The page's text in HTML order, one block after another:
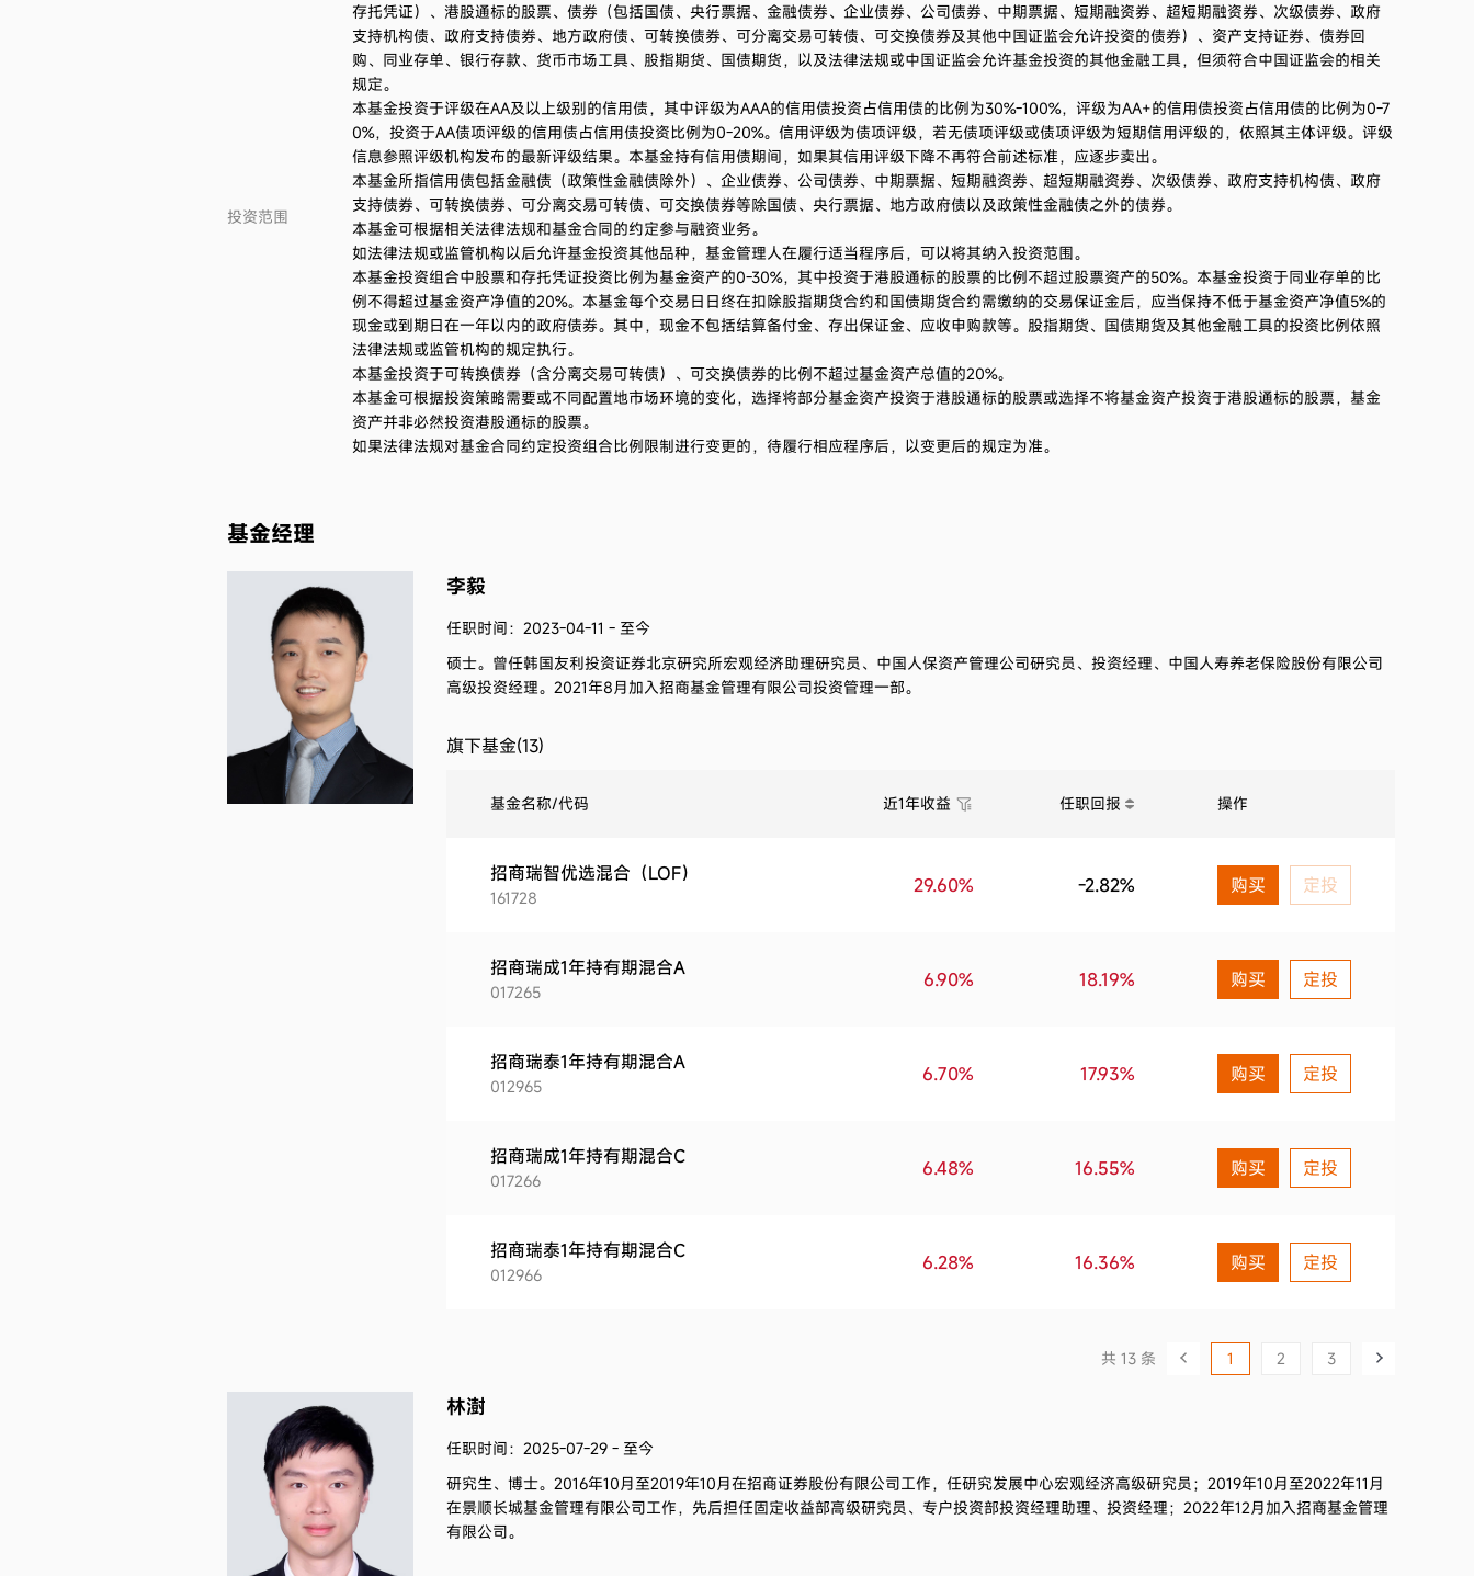
2022第1季度 -1.38%
投资范围
存托凭证）、港股通标的股票、债券（包括国债、央行票据、金融债券、企业债券、公司债券、中期票据、短期融资券、超短期融资券、次级债券、政府
支持机构债、政府支持债券、地方政府债、可转换债券、可分离交易可转债、可交换债券及其他中国证监会允许投资的债券）、资产支持证券、债券回
购、同业存单、银行存款、货币市场工具、股指期货、国债期货，以及法律法规或中国证监会允许基金投资的其他金融工具，但须符合中国证监会的相关
规定。
本基金投资于评级在AA及以上级别的信用债，其中评级为AAA的信用债投资占信用债的比例为30%-100%，评级为AA+的信用债投资占信用债的比例为0-7
0%，投资于AA债项评级的信用债占信用债投资比例为0-20%。信用评级为债项评级，若无债项评级或债项评级为短期信用评级的，依照其主体评级。评级
信息参照评级机构发布的最新评级结果。本基金持有信用债期间，如果其信用评级下降不再符合前述标准，应逐步卖出。
本基金所指信用债包括金融债（政策性金融债除外）、企业债券、公司债券、中期票据、短期融资券、超短期融资券、次级债券、政府支持机构债、政府
支持债券、可转换债券、可分离交易可转债、可交换债券等除国债、央行票据、地方政府债以及政策性金融债之外的债券。
本基金可根据相关法律法规和基金合同的约定参与融资业务。
如法律法规或监管机构以后允许基金投资其他品种，基金管理人在履行适当程序后，可以将其纳入投资范围。
本基金投资组合中股票和存托凭证投资比例为基金资产的0-30%，其中投资于港股通标的股票的比例不超过股票资产的50%。本基金投资于同业存单的比
例不得超过基金资产净值的20%。本基金每个交易日日终在扣除股指期货合约和国债期货合约需缴纳的交易保证金后，应当保持不低于基金资产净值5%的
现金或到期日在一年以内的政府债券。其中，现金不包括结算备付金、存出保证金、应收申购款等。股指期货、国债期货及其他金融工具的投资比例依照
法律法规或监管机构的规定执行。
本基金投资于可转换债券（含分离交易可转债）、可交换债券的比例不超过基金资产总值的20%。
本基金可根据投资策略需要或不同配置地市场环境的变化，选择将部分基金资产投资于港股通标的股票或选择不将基金资产投资于港股通标的股票，基金
资产并非必然投资港股通标的股票。
如果法律法规对基金合同约定投资组合比例限制进行变更的，待履行相应程序后，以变更后的规定为准。
基金经理
李毅
任职时间：2023-04-11 - 至今
硕士。 曾任韩国友利投资证券北京研究所宏观经济助理研究员、中国人保资产管理公司研究员、投资经理、中国人寿养老保险股份有限公司
高级投资经理。2021年8月加入招商基金管理有限公司投资管理一部。
旗下基金(13)
基金名称/代码 近1年收益 任职回报 操作
招商瑞智优选混合（LOF）
161728
29.60% -2.82% 购买 定投
招商瑞成1年持有期混合A
017265
6.90% 18.19% 购买 定投
招商瑞泰1年持有期混合A
012965
6.70% 17.93% 购买 定投
招商瑞成1年持有期混合C
017266
6.48% 16.55% 购买 定投
招商瑞泰1年持有期混合C
012966
6.28% 16.36% 购买 定投
共 13 条 1 2 3
林澍
任职时间：2025-07-29 - 至今
研究生、博士。 2016年10月至2019年10月在招商证券股份有限公司工作，任研究发展中心宏观经济高级研究员；2019年10月至2022年11月
在景顺长城基金管理有限公司工作，先后担任固定收益部高级研究员、专户投资部投资经理助理、投资经理；2022年12月加入招商基金管理
有限公司。